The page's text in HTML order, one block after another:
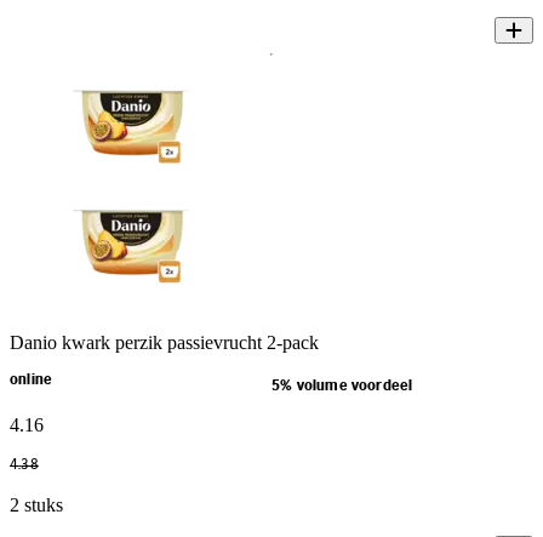
Danio kwark perzik passievrucht 2-pack
online 5% volume voordeel
4.16
4.38
2 stuks